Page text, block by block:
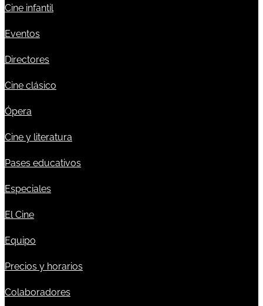
Cine infantil
Eventos
Directores
Cine clásico
Ópera
Cine y literatura
Pases educativos
Especiales
El Cine
Equipo
Precios y horarios
Colaboradores